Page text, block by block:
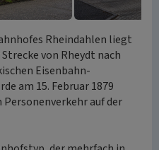
Rheindahlen liegt
von Rheydt nach
Eisenbahn-
am 15. Februar 1879
auf der